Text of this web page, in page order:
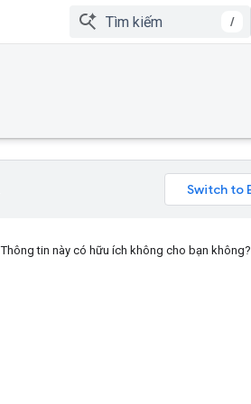
/
Thông tin này có hữu ích không cho bạn không?